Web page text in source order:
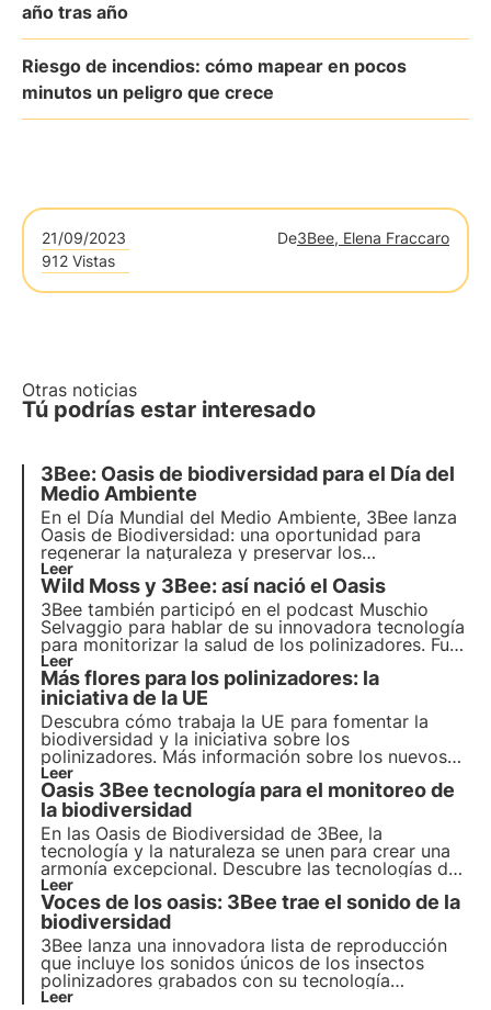
año tras año
Riesgo de incendios: cómo mapear en pocos
minutos un peligro que crece
21/09/2023 De3Bee, Elena Fraccaro
912 Vistas
Otras noticias
Tú podrías estar interesado
3Bee: Oasis de biodiversidad para el Día del
Medio Ambiente
En el Día Mundial del Medio Ambiente, 3Bee lanza
Oasis de Biodiversidad: una oportunidad para
regenerar la naturaleza y preservar los
polinizadores
nuestra misión combinatecnología de vanguardia
ycompromiso medioambiental.
Leer
Wild Moss y 3Bee: así nació el Oasis
3Bee también participó en el podcast Muschio
Selvaggio para hablar de su innovadora tecnología
para monitorizar la salud de los polinizadores. Fue
en esta ocasión cuando empezamos a pensar en
nosotros mismos como "diseñadores" de
biodiversidad y de ahí nacieron los
Biodiversidad.
Leer
Más flores para los polinizadores: la
iniciativa de la UE
Descubra cómo trabaja la UE para fomentar la
biodiversidad y la iniciativa sobre los
polinizadores. Más información sobre los nuevos
objetivos para 2030 y el papel de 3Bee en la
protección de los polinizadores con el proyecto
Oasis de Biodiversidad.
Leer
Oasis 3Bee tecnología para el monitoreo de
la biodiversidad
En las Oasis de Biodiversidad de 3Bee, la
tecnología y la naturaleza se unen para crear una
armonía excepcional. Descubre las tecnologías de
vanguardia de 3Bee y su rol fundamental en la
regeneración de los ecosistemas y la biodiversidad
dentro de las Oasis.
Leer
Voces de los oasis: 3Bee trae el sonido de la
biodiversidad
3Bee lanza una innovadora lista de reproducción
que incluye los sonidos únicos de los insectos
polinizadores grabados con su tecnología
Spectrum. Un proyecto especial de difusión,
Leer